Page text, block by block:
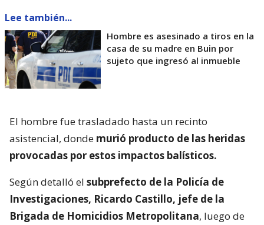
Lee también...
Hombre es asesinado a tiros en la
casa de su madre en Buin por
sujeto que ingresó al inmueble
El hombre fue trasladado hasta un recinto
asistencial, donde murió producto de las heridas
provocadas por estos impactos balísticos.
Según detalló el subprefecto de la Policía de
Investigaciones, Ricardo Castillo, jefe de la
Brigada de Homicidios Metropolitana, luego de